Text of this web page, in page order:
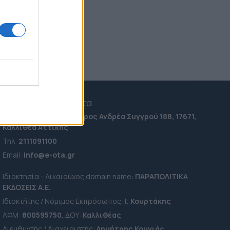
e-ota.gr | Ταυτότητα
Λεωφόρος Ανδρέα Συγγρού 188, 17671,
Καλλιθέα Αττικής
Τηλ: 2111091100
Εmail: info@e-ota.gr
Ιδιοκτησία - Δικαιούχος domain name: ΠΑΡΑΠΟΛΙΤΙΚΑ
ΕΚΔΟΣΕΙΣ A.E.
Ιδιοκτήτης / Νόμιμος Εκπρόσωπος: Ι. Κουρτάκης
ΑΦΜ: 800595750 , ΔΟΥ: Καλλιθέας